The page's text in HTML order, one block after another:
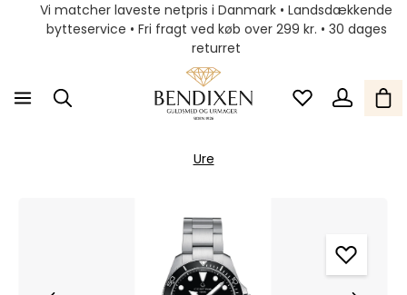
Vi matcher laveste netpris i Danmark • Landsdækkende
bytteservice • Fri fragt ved køb over 299 kr. • 30 dages
returret
Ure